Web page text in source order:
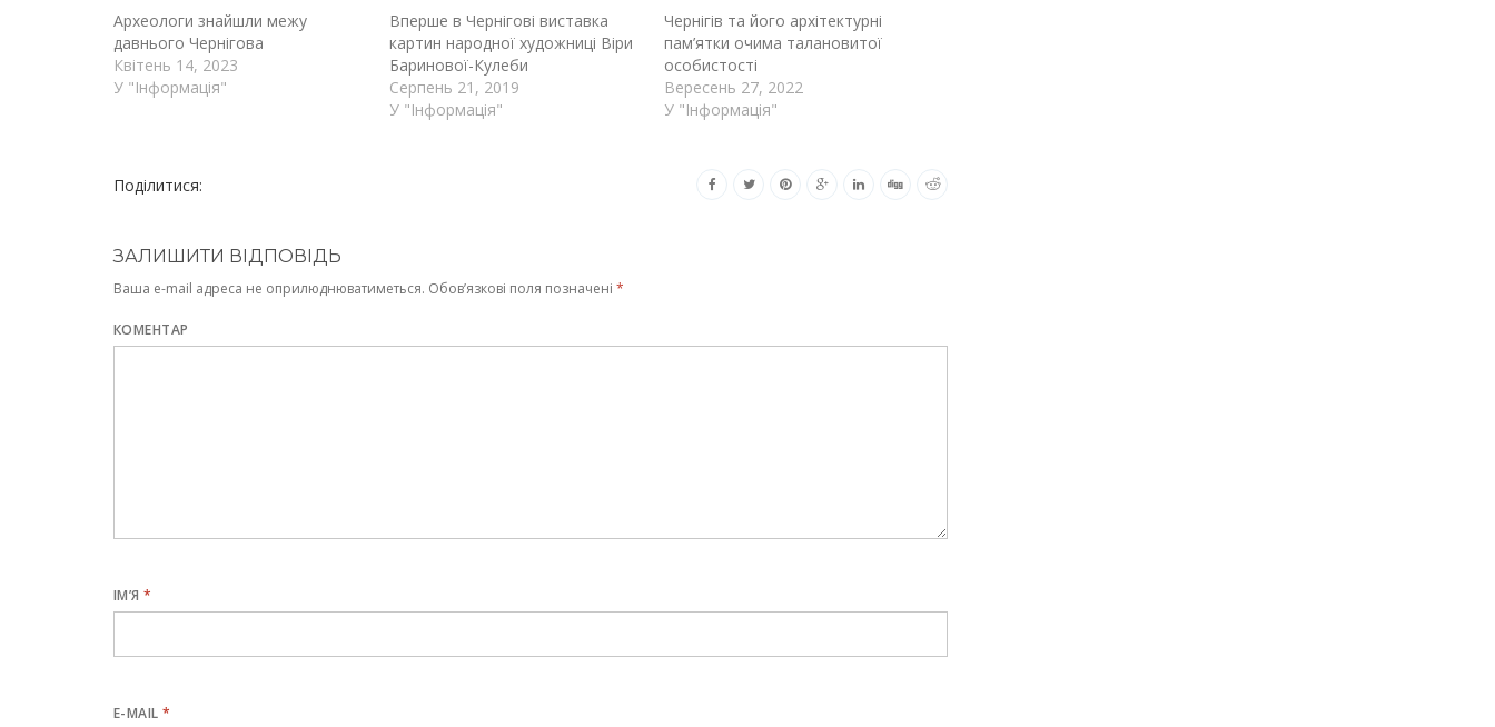
Археологи знайшли межу
давнього Чернігова
Квітень 14, 2023
У "Інформація"
Вперше в Чернігові виставка
картин народної художниці Віри
Баринової-Кулеби
Серпень 21, 2019
У "Інформація"
Чернігів та його архітектурні
пам’ятки очима талановитої
особистості
Вересень 27, 2022
У "Інформація"
Поділитися:
ЗАЛИШИТИ ВІДПОВІДЬ
Ваша e-mail адреса не оприлюднюватиметься. Обов’язкові поля позначені *
КОМЕНТАР
ІМ’Я*
E-MAIL*